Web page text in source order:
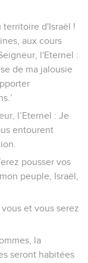
territoire d'Israël !
aux cours
l'Eternel :
de ma jalousie
l’Eternel : Je
entourent
pousser vos
peuple, Israël,
et vous serez
la
seront habitées